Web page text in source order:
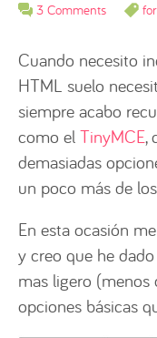
3 Comments
Cuando necesito
HTML suelo
siempre acabo
como el TinyMCE,
demasiadas
un poco más de
En esta ocasión
y creo que he
mas ligero (menos
opciones básicas